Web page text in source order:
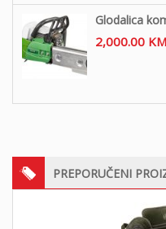
Glodalica
2,000.00 KM
PREPORUČENI